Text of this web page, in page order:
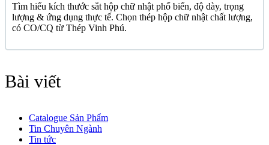
Tìm hiểu kích thước sắt hộp chữ nhật phổ biến, độ dày, trọng
lượng & ứng dụng thực tế. Chọn thép hộp chữ nhật chất lượng,
có CO/CQ từ Thép Vinh Phú.
Bài viết
Catalogue Sản Phẩm
Tin Chuyên Ngành
Tin tức